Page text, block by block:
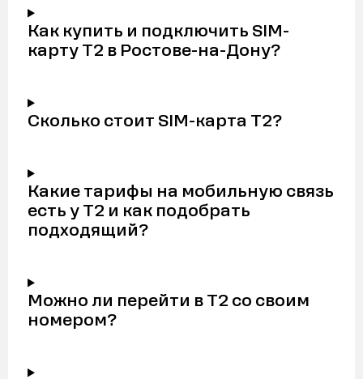
Как купить и подключить SIM-
карту Т2 в Ростове-на-Дону?
Сколько стоит SIM-карта Т2?
Какие тарифы на мобильную связь
есть у Т2 и как подобрать
подходящий?
Можно ли перейти в Т2 со своим
номером?